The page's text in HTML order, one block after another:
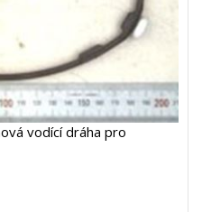
vodící dráha pro